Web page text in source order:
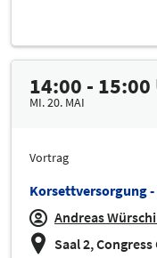
14:00 -
MI. 20. MAI
Vortrag
Korsettversorgung
Andreas
Saal 2,